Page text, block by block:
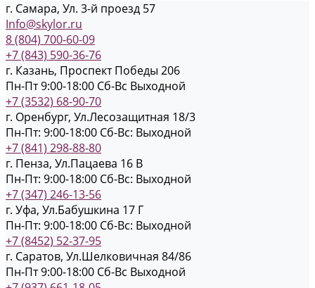
г. Самара, Ул. 3-й проезд 57
Info@skylor.ru
8 (804) 700-60-09
+7 (843) 590-36-76
г. Казань, Проспект Победы 206
Пн-Пт 9:00-18:00 Cб-Вс Выходной
+7 (3532) 68-90-70
г. Оренбург, Ул.Лесозащитная 18/3
Пн-Пт: 9:00-18:00 Cб-Вс: Выходной
+7 (841) 298-88-80
г. Пенза, Ул.Пацаева 16 В
Пн-Пт: 9:00-18:00 Cб-Вс: Выходной
+7 (347) 246-13-56
г. Уфа, Ул.Бабушкина 17 Г
Пн-Пт: 9:00-18:00 Cб-Вс: Выходной
+7 (8452) 52-37-95
г. Саратов, Ул.Шелковичная 84/86
Пн-Пт 9:00-18:00 Cб-Вс Выходной